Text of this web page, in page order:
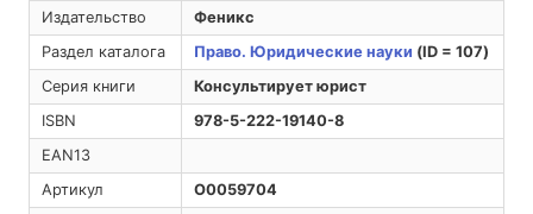
Издательство
Феникс
Раздел каталога
Право. Юридические науки (ID = 107)
Серия книги
Консультирует юрист
ISBN
978-5-222-19140-8
EAN13
Артикул
O0059704